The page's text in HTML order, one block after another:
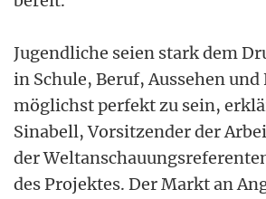
Jugendliche seien stark dem
in Schule, Beruf, Aussehen
möglichst perfekt zu sein,
Sinabell, Vorsitzender der
der
des Projektes. Der Markt an